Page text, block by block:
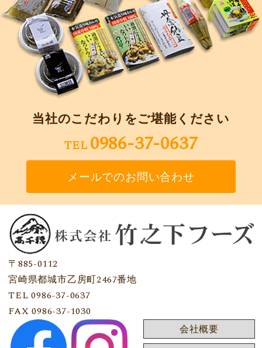
当社のこだわりをご堪能ください
TEL 0986-37-0637
メールでのお問い合わせ
〒885-0112
宮崎県都城市乙房町2467番地
TEL 0986-37-0637
FAX 0986-37-1030
会社概要